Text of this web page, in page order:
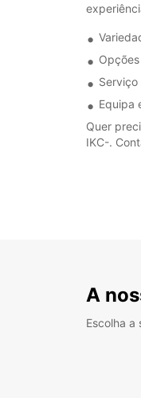
Equipa
Quer
IKC-.
A
Escolha a